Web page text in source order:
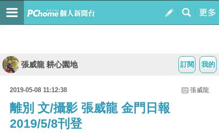
我的
訂閱
張威龍 耕心園地
2019-05-08 11:12:38 張威龍
離別 文/攝影 張威龍 金門日報
2019/5/8刊登